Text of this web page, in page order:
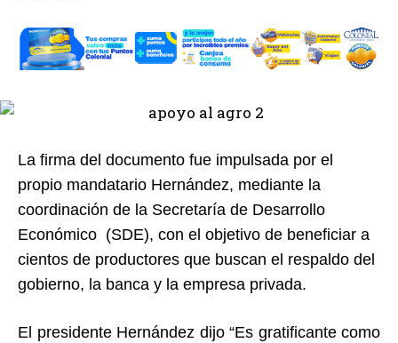
La firma del documento fue impulsada por el
propio mandatario Hernández, mediante la
coordinación de la Secretaría de Desarrollo
Económico (SDE), con el objetivo de beneficiar a
cientos de productores que buscan el respaldo del
gobierno, la banca y la empresa privada.
El presidente Hernández dijo “Es gratificante como